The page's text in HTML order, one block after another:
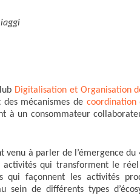
Digitalisation et Organisation
des mécanismes de coordination
à un consommateur
venu à parler de l’émergence du
qui transforment le
qui façonnent les activités
sein de différents types